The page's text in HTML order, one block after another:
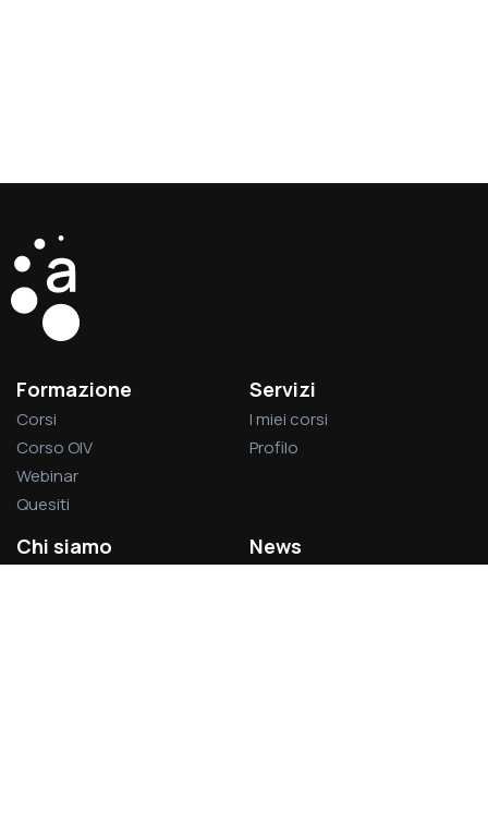
Formazione
Corsi
Corso OIV
Webinar
Quesiti
Servizi
I miei corsi
Profilo
Chi siamo News